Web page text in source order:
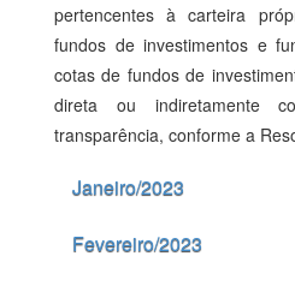
pertencentes à carteira
fundos de investimentos e
cotas de fundos de
direta ou indiretamente
transparência, conforme a
Janeiro/2023
Fevereiro/2023